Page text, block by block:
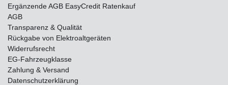
Ergänzende AGB EasyCredit Ratenkauf
AGB
Transparenz & Qualität
Rückgabe von Elektroaltgeräten
Widerrufsrecht
EG-Fahrzeugklasse
Zahlung & Versand
Datenschutzerklärung